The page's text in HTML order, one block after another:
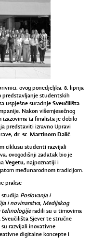
ovog ponedjeljka, 8. lipnja
predstavljanje studentskih
uspješne suradnje Sveučilišta
Nakon višemjesečnog
14 finalista je dobilo
predstaviti izravno Upravi
dr. sc. Martinom Dalić.
ciklusu studenti razvijali
ovogodišnji zadatak bio je
Vegetu, najpoznatiji i
međunarodnom tradicijom.
prakse
studija Poslovanja i
i novinarstva, Medijskog
tehnologijeradili su u timovima
Sjever te stručne
razvijali inovativne
digitalne koncepte i